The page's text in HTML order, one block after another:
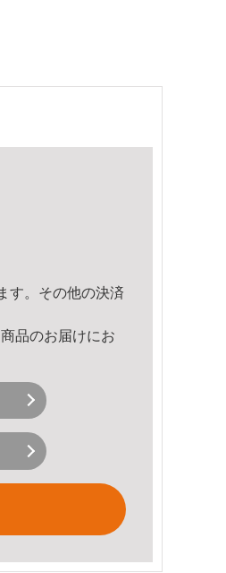
す。その他の決済
品のお届けにお